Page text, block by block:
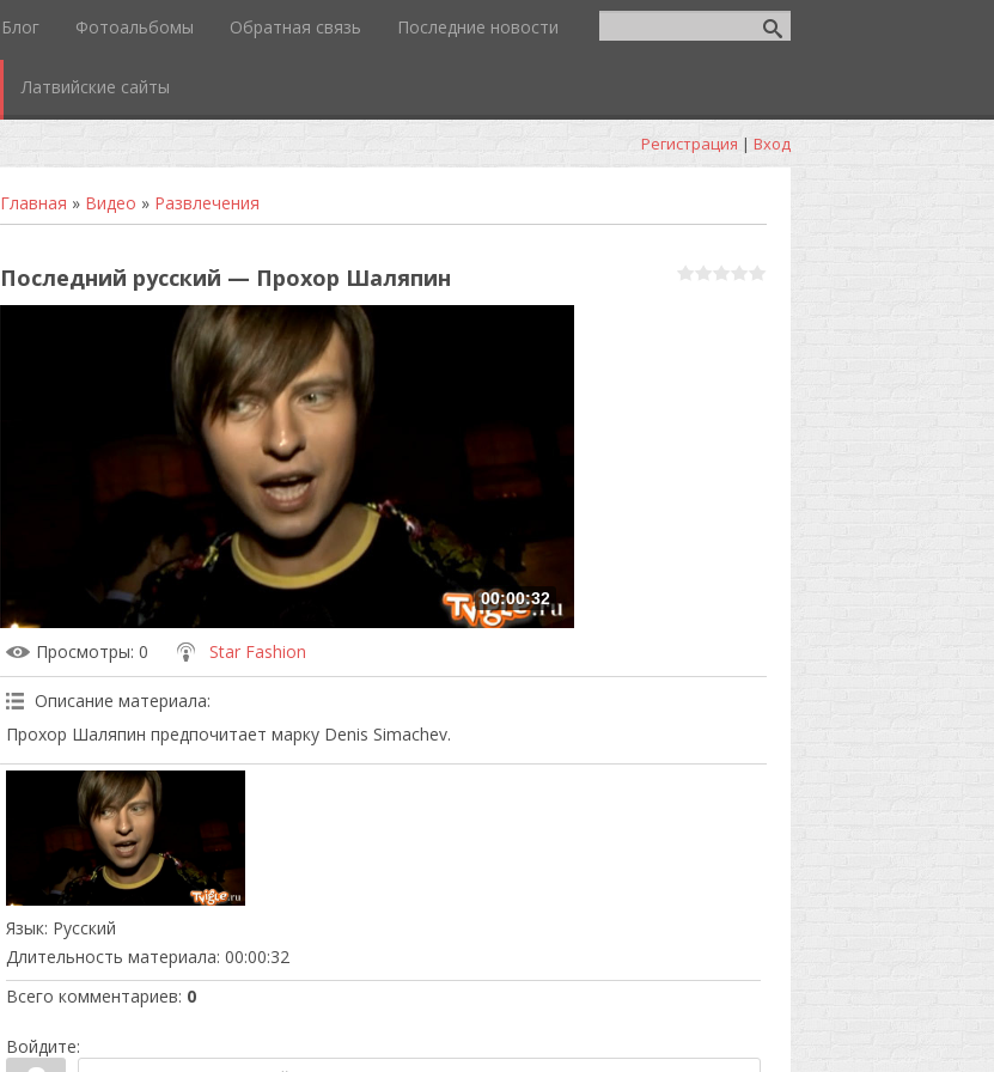
Блог Фотоальбомы Обратная связь Последние новости
Латвийские сайты
Регистрация | Вход
Главная » Видео » Развлечения
Последний русский — Прохор Шаляпин
00:00:32
Просмотры: 0 Star Fashion
Описание материала:
Прохор Шаляпин предпочитает марку Denis Simachev.
Язык: Русский
Длительность материала: 00:00:32
Всего комментариев: 0
Войдите: